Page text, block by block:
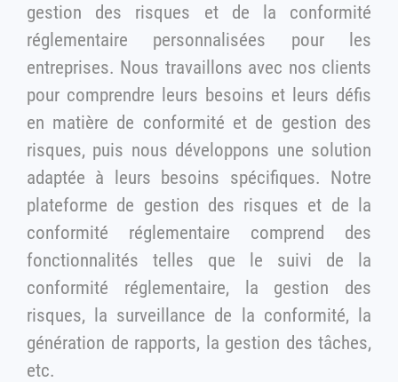
gestion des risques et de la conformité
réglementaire personnalisées pour les
entreprises. Nous travaillons avec nos clients
pour comprendre leurs besoins et leurs défis
en matière de conformité et de gestion des
risques, puis nous développons une solution
adaptée à leurs besoins spécifiques. Notre
plateforme de gestion des risques et de la
conformité réglementaire comprend des
fonctionnalités telles que le suivi de la
conformité réglementaire, la gestion des
risques, la surveillance de la conformité, la
génération de rapports, la gestion des tâches,
etc.